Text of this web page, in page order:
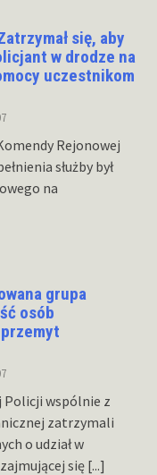
się, aby
w drodze na
uczestnikom
Rejonowej
służby był
na
grupa
osób
Policji wspólnie z
zatrzymali
o udział w
się [...]